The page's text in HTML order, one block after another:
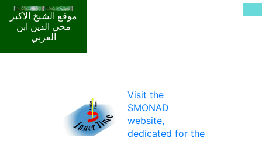
موقع الشيخ الأكبر
محي الدين ابن
العربي
Visit the
SMONAD
website,
dedicated for the